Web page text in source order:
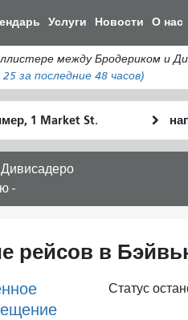
к
Услуги Новости О нас
между Бродериком и
25 за последние 48 часов)
-
рейсов в
Статус